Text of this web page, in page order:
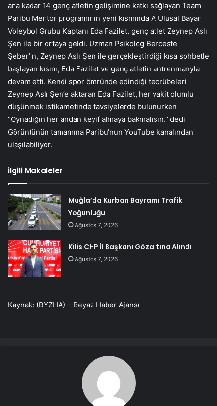
ana kadar 14 genç atletin gelişimine katkı sağlayan Team
Paribu Mentor programının yeni kısmında A Ulusal Bayan
Voleybol Grubu Kaptanı Eda Fazilet, genç atlet Zeynep Aslı
Şen ile bir ortaya geldi. Uzman Psikolog Berceste
Şeber’in, Zeynep Aslı Şen ile gerçekleştirdiği kısa sohbetle
başlayan kısım, Eda Fazilet ve genç atletin antrenmanyla
devam etti. Kendi spor ömründe edindiği tecrübeleri
Zeynep Aslı Şen’e aktaran Eda Fazilet, her vakit olumlu
düşünmek istikametinde tavsiyelerde bulunurken
“Oynadığın her andan keyif almaya bakmalısın.” dedi.
Görüntünün tamamına Paribu’nun YouTube kanalından
ulaşılabiliyor.
İlgili Makaleler
Muğla’da Kurban Bayramı Trafik
Yoğunluğu
Ağustos 7, 2026
Kilis CHP İl Başkanı Gözaltına Alındı
Ağustos 7, 2026
Kaynak: (BYZHA) – Beyaz Haber Ajansı